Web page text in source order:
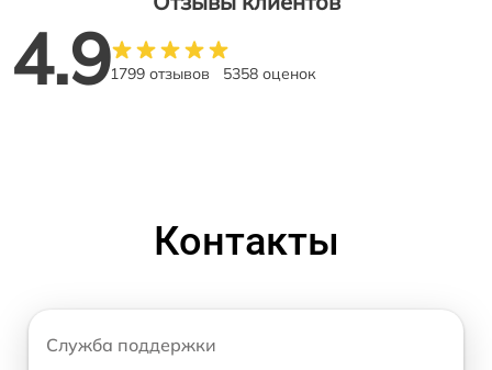
4.91799 отзывов 5358 оценок
Контакты
Служба поддержки